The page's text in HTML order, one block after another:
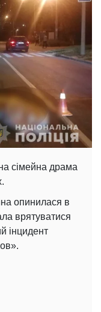
сімейна драма
опинилася в
врятуватися
інцидент